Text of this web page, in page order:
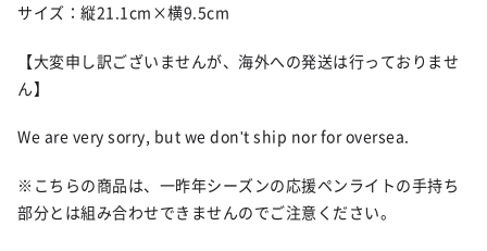
サイズ：縦21.1cm×横9.5cm
【大変申し訳ございませんが、海外への発送は行っておりませ
ん】
We are very sorry, but we don't ship nor for oversea.
※こちらの商品は、一昨年シーズンの応援ペンライトの手持ち
部分とは組み合わせできませんのでご注意ください。